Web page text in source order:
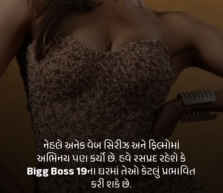
નેહલે અનેક વેબ સિરીઝ અને ફિલ્મોમાં
અભિનય પણ કર્યો છે. હવે રસપ્રદ રહેશે કે
Bigg Boss 19ના ઘરમાં તેઓ કેટલું પ્રભાવિત
કરી શકે છે.